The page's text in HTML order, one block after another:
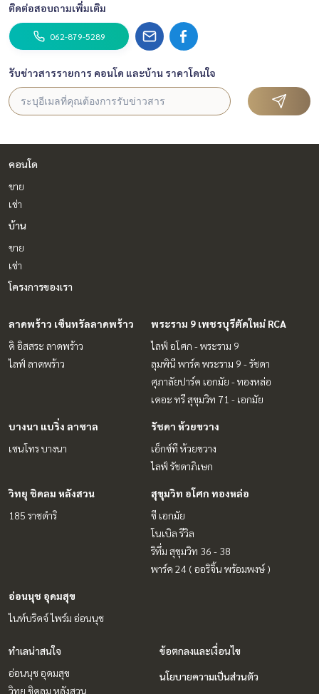
ติดต่อสอบถามเพิ่มเติม
062-879-5289
รับข่าวสารรายการ คอนโด และบ้าน ราคาโดนใจ
คอนโด
ขาย
เช่า
บ้าน
ขาย
เช่า
โครงการของเรา
ลาดพร้าว เซ็นทรัลลาดพร้าว
ดิ อิสสระ ลาดพร้าว
ไลฟ์ ลาดพร้าว
พระราม 9 เพชรบุรีตัดใหม่ RCA
ไลฟ์ อโศก - พระราม 9
ลุมพินี พาร์ค พระราม 9 - รัชดา
ศุภาลัยปาร์ค เอกมัย - ทองหล่อ
เดอะ ทรี สุขุมวิท 71 - เอกมัย
บางนา แบริ่ง ลาซาล
เซนโทร บางนา
รัชดา ห้วยขวาง
เอ็กซ์ที ห้วยขวาง
ไลฟ์ รัชดาภิเษก
วิทยุ ชิดลม หลังสวน
185 ราชดำริ
สุขุมวิท อโศก ทองหล่อ
ซี เอกมัย
โนเบิล รีวิล
ริทึ่ม สุขุมวิท 36 - 38
พาร์ค 24 ( ออริจิ้น พร้อมพงษ์ )
อ่อนนุช อุดมสุข
ไนท์บริดจ์ ไพร์ม อ่อนนุช
ทำเลน่าสนใจ
อ่อนนุช อุดมสุข
วิทยุ ชิดลม หลังสวน
ข้อตกลงและเงื่อนไข
นโยบายความเป็นส่วนตัว